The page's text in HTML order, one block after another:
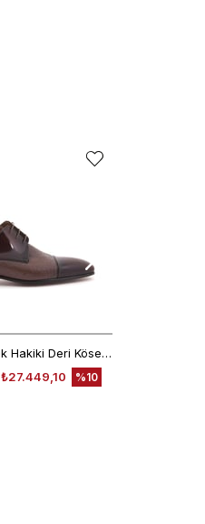
Moreschi Erkek Hakiki Deri Kösele Taban Kahverengi Klasik Ayakkabı
₺27.449,10
%10